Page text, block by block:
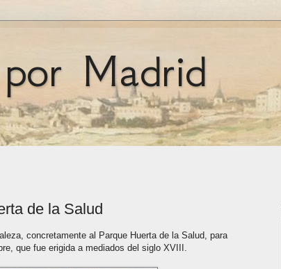
Madrid
de la Salud
concretamente al Parque Huerta de la Salud, para
que fue erigida a mediados del siglo XVIII.